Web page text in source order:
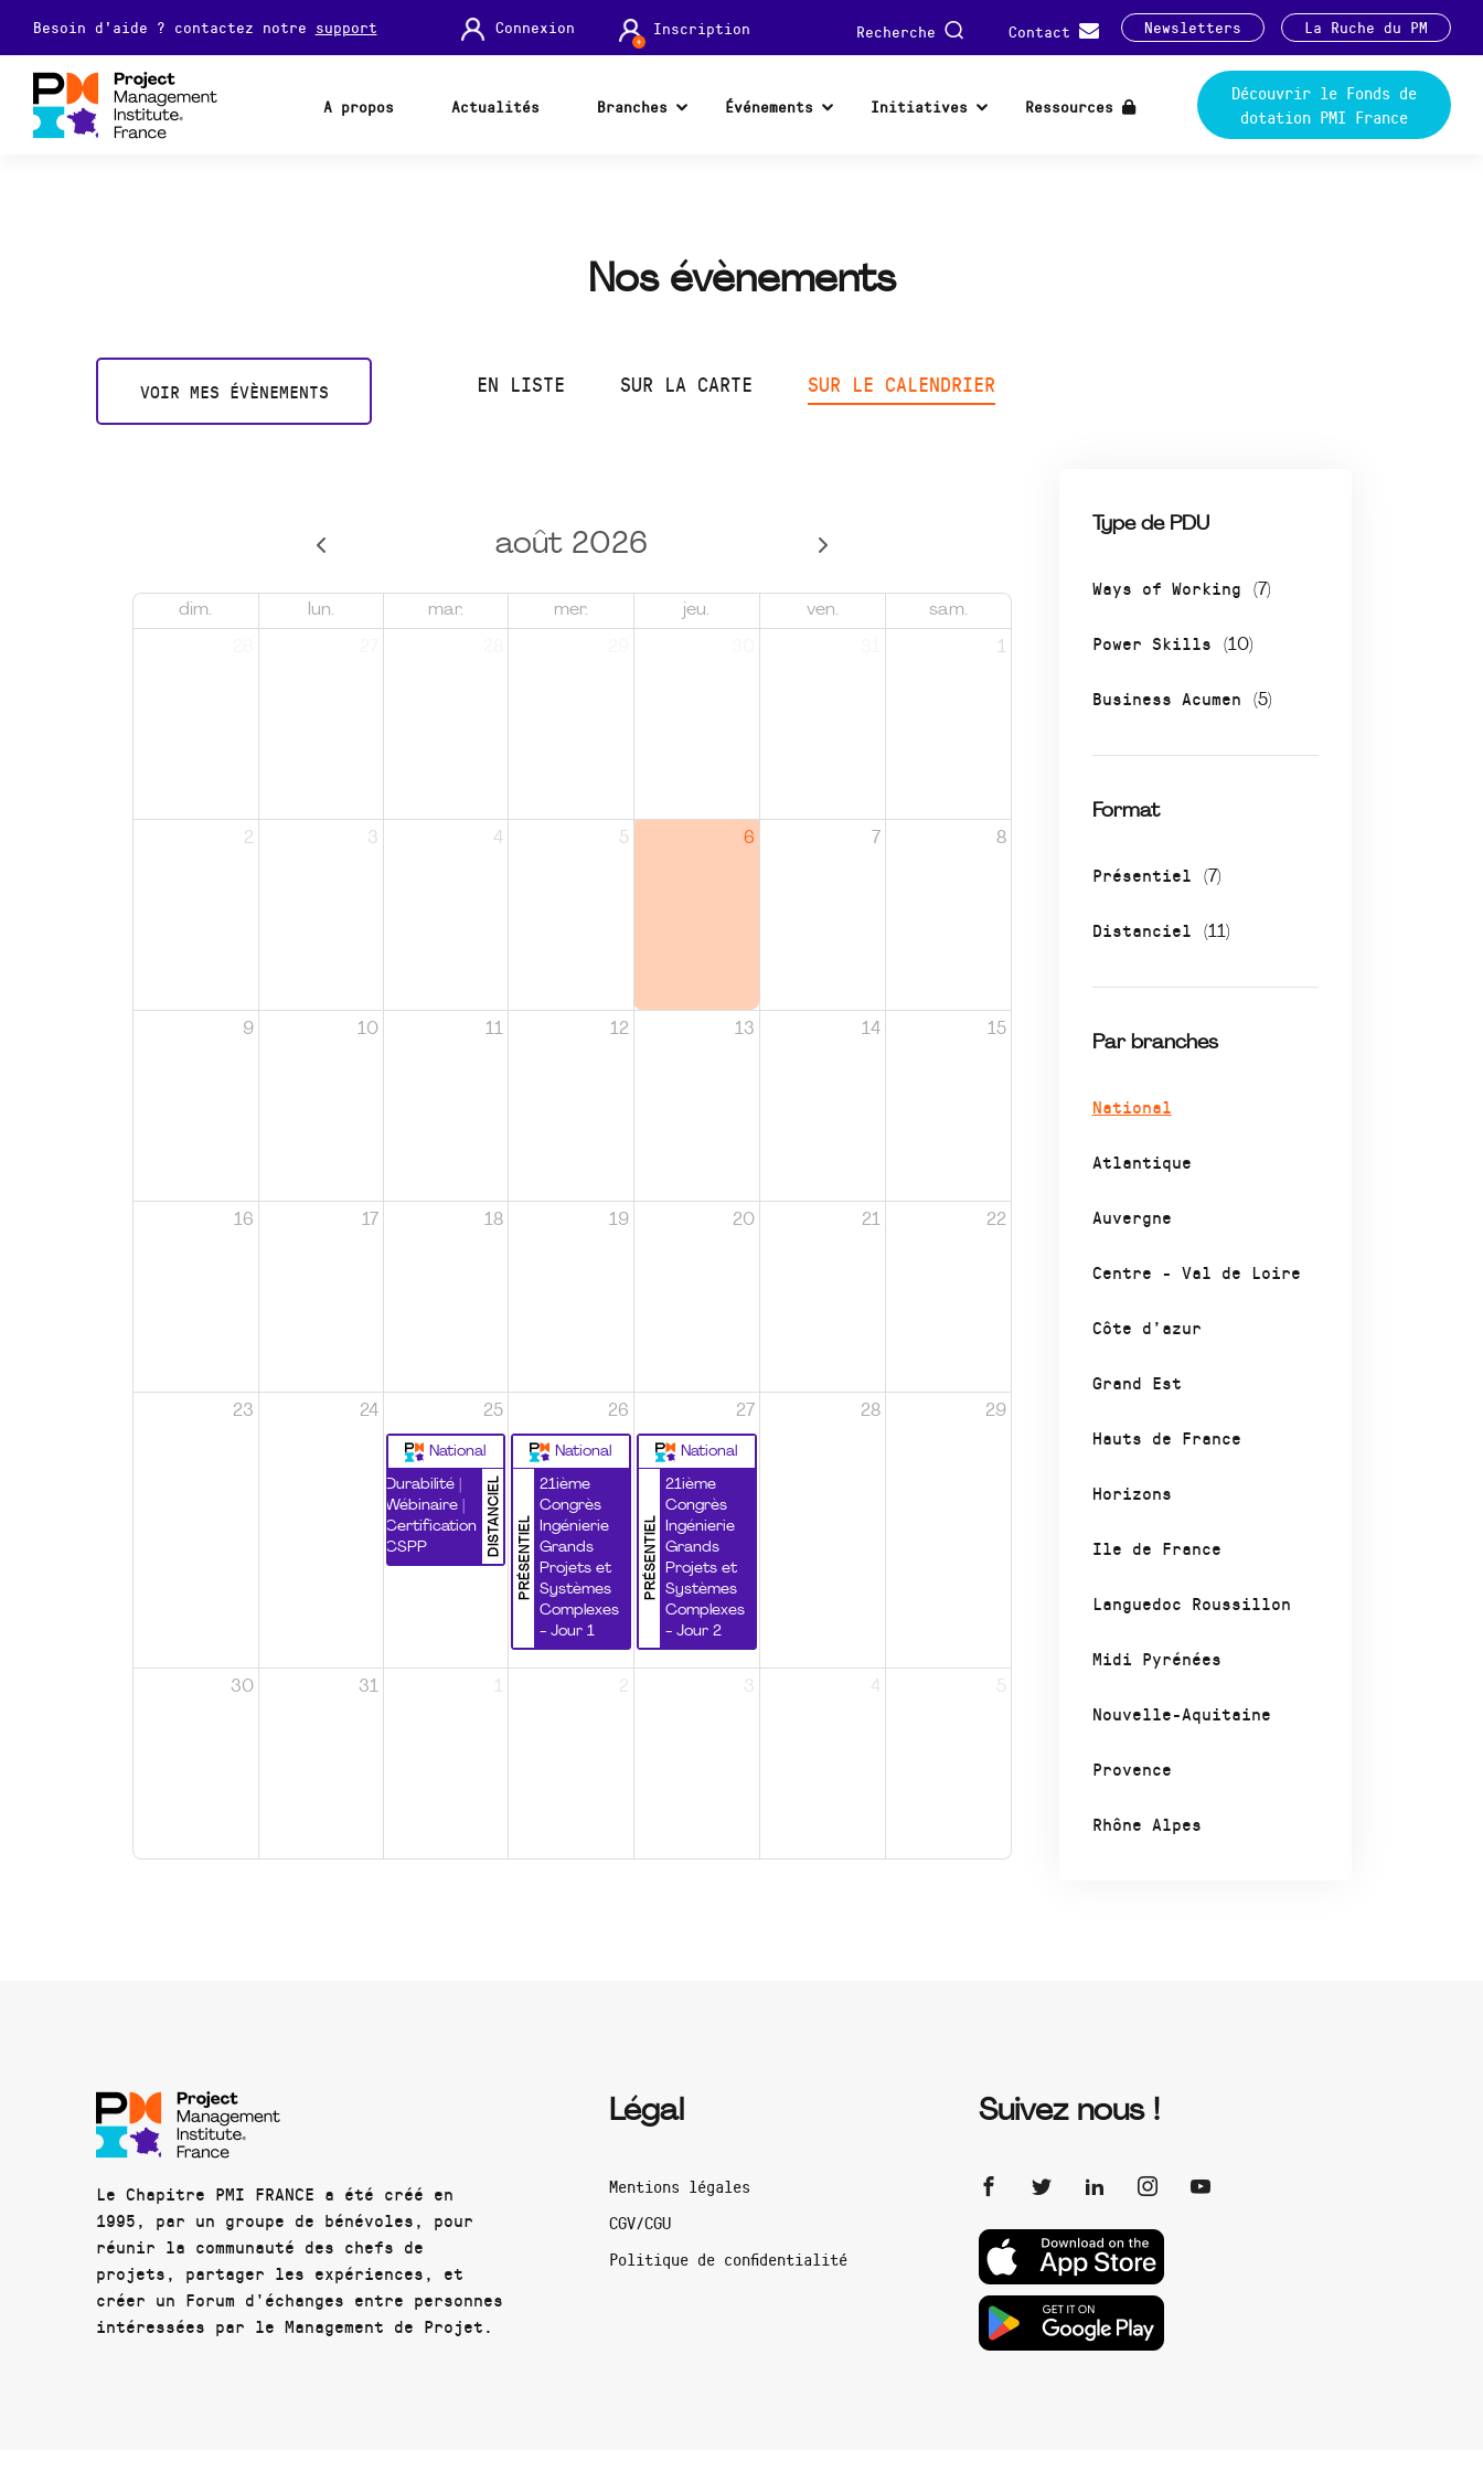
Besoin d'aide ? contactez notre support Connexion Inscription Recherche Contact Newsletters La Ruche du PM
A propos Actualités Branches Événements Initiatives Ressources
Découvrir le Fonds de
dotation PMI France
Nos évènements
VOIR MES ÉVÈNEMENTS EN LISTE SUR LA CARTE SUR LE CALENDRIER
Type de PDU
Ways of Working (7)
Power Skills (10)
Business Acumen (5)
Format
Présentiel (7)
Distanciel (11)
Par branches
National
Atlantique
Auvergne
Centre - Val de Loire
Côte d’azur
Grand Est
Hauts de France
Horizons
Ile de France
Languedoc Roussillon
Midi Pyrénées
Nouvelle-Aquitaine
Provence
Rhône Alpes
août 2026
dim. lun. mar. mer. jeu. ven. sam.
1
2 3 4 5 6 7 8
9 10 11 12 13 14 15
16 17 18 19 20 21 22
23 24 25
National
DISTANCIEL
Durabilité |
Wébinaire |
Certification
CSPP
26
National
PRÉSENTIEL
21ième
Congrès
Ingénierie
Grands
Projets et
Systèmes
Complexes
- Jour 1
27
National
PRÉSENTIEL
21ième
Congrès
Ingénierie
Grands
Projets et
Systèmes
Complexes
- Jour 2
28 29
30 31 1 2 3 4 5
Le Chapitre PMI FRANCE a été créé en
1995, par un groupe de bénévoles, pour
réunir la communauté des chefs de
projets, partager les expériences, et
créer un Forum d'échanges entre personnes
intéressées par le Management de Projet.
Légal
Mentions légales
CGV/CGU
Politique de confidentialité
Suivez nous !